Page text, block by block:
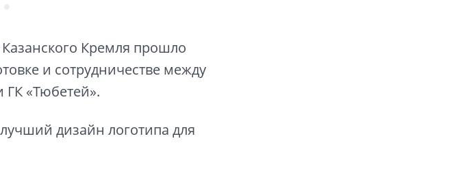
Кремля прошло
и сотрудничестве между
«Тюбетей».
дизайн логотипа для